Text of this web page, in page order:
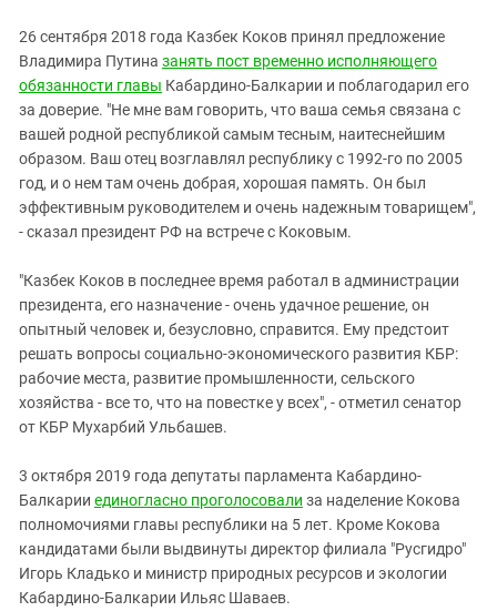
26 сентября 2018 года Казбек Коков принял предложение
Владимира Путина занять пост временно исполняющего
обязанности главы Кабардино-Балкарии и поблагодарил его
за доверие. "Не мне вам говорить, что ваша семья связана с
вашей родной республикой самым тесным, наитеснейшим
образом. Ваш отец возглавлял республику с 1992-го по 2005
год, и о нем там очень добрая, хорошая память. Он был
эффективным руководителем и очень надежным товарищем",
- сказал президент РФ на встрече с Коковым.
"Казбек Коков в последнее время работал в администрации
президента, его назначение - очень удачное решение, он
опытный человек и, безусловно, справится. Ему предстоит
решать вопросы социально-экономического развития КБР:
рабочие места, развитие промышленности, сельского
хозяйства - все то, что на повестке у всех", - отметил сенатор
от КБР Мухарбий Ульбашев.
3 октября 2019 года депутаты парламента Кабардино-
Балкарии единогласно проголосовали за наделение Кокова
полномочиями главы республики на 5 лет. Кроме Кокова
кандидатами были выдвинуты директор филиала "Русгидро"
Игорь Кладько и министр природных ресурсов и экологии
Кабардино-Балкарии Ильяс Шаваев.